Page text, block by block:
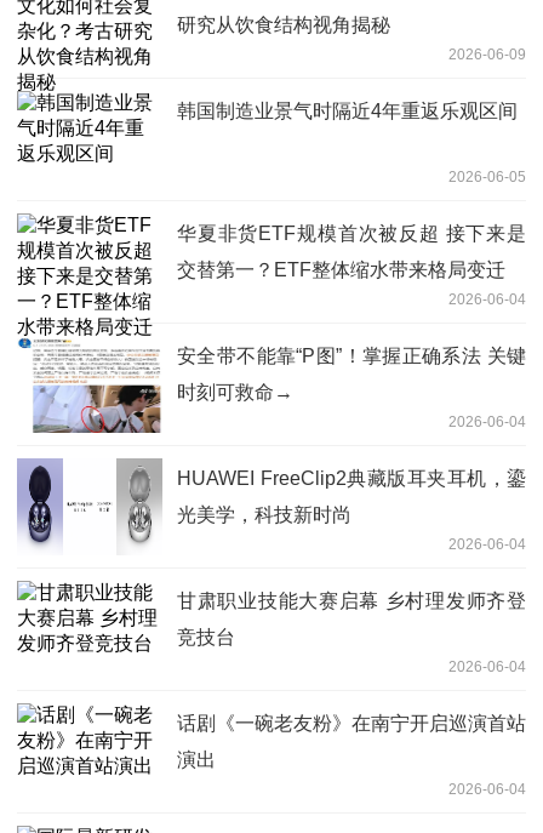
研究从饮食结构视角揭秘
2026-06-09
韩国制造业景气时隔近4年重返乐观区间
2026-06-05
华夏非货ETF规模首次被反超 接下来是
交替第一？ETF整体缩水带来格局变迁
2026-06-04
安全带不能靠“P图”！掌握正确系法 关键
时刻可救命→
2026-06-04
HUAWEI FreeClip2典藏版耳夹耳机，鎏
光美学，科技新时尚
2026-06-04
甘肃职业技能大赛启幕 乡村理发师齐登
竞技台
2026-06-04
话剧《一碗老友粉》在南宁开启巡演首站
演出
2026-06-04